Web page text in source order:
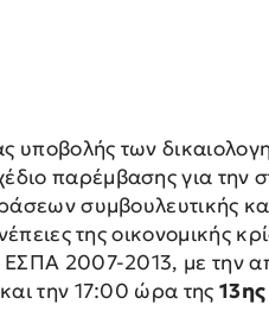
υποβολής των
παρέμβασης για την
συμβουλευτικής
της οικονομικής
ΕΣΠΑ 2007-2013, με την
την 17:00 ώρα της